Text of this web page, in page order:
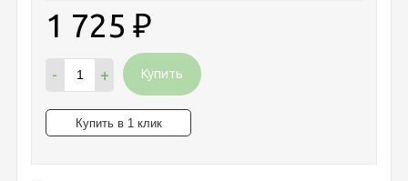
1 725 ₽
- + Купить